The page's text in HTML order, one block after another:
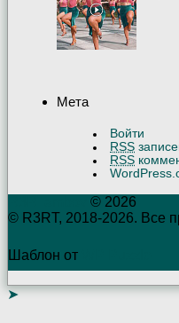
Мета
Войти
RSS
RSS
© 2026
© R3RT, 2018-2026. Все
Шаблон от
➤